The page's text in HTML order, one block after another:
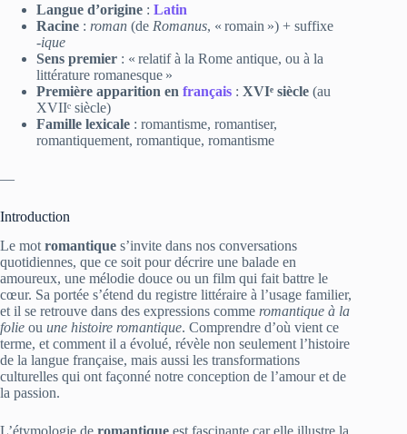
Langue d’origine : Latin
Racine : roman (de Romanus, « romain ») + suffixe
‑ique
Sens premier : « relatif à la Rome antique, ou à la
littérature romanesque »
Première apparition en français : XVIᵉ siècle (au
XVIIᵉ siècle)
Famille lexicale : romantisme, romantiser,
romantiquement, romantique, romantisme
—
Introduction
Le mot romantique s’invite dans nos conversations
quotidiennes, que ce soit pour décrire une balade en
amoureux, une mélodie douce ou un film qui fait battre le
cœur. Sa portée s’étend du registre littéraire à l’usage familier,
et il se retrouve dans des expressions comme romantique à la
folie ou une histoire romantique. Comprendre d’où vient ce
terme, et comment il a évolué, révèle non seulement l’histoire
de la langue française, mais aussi les transformations
culturelles qui ont façonné notre conception de l’amour et de
la passion.